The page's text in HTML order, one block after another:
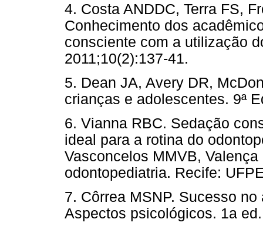
4. Costa ANDDC, Terra FS,
Conhecimento dos
consciente com a utilização
2011;10(2):137-41.
5. Dean JA, Avery DR,
crianças e adolescentes. 9ª
6. Vianna RBC. Sedação
ideal para a rotina do
Vasconcelos MMVB,
odontopediatria. Recife:
7. Côrrea MSNP. Sucesso
Aspectos psicológicos. 1a